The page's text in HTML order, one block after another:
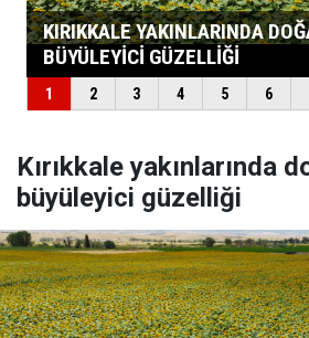
Kırıkkale yakınlarında
büyüleyici güzelliği